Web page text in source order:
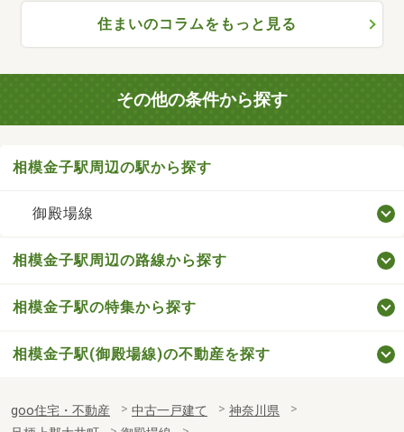
住まいのコラムをもっと見る
その他の条件から探す
相模金子駅周辺の駅から探す
御殿場線
相模金子駅周辺の路線から探す
相模金子駅の特集から探す
相模金子駅(御殿場線)の不動産を探す
goo住宅・不動産 中古一戸建て
神奈川県